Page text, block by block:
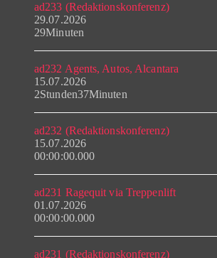
ad233 (Redaktionskonferenz)
29.07.2026
29Minuten
ad232 Agents, Autos, Alcantara
15.07.2026
2Stunden37Minuten
ad232 (Redaktionskonferenz)
15.07.2026
00:00:00.000
ad231 Ragequit via Treppenlift
01.07.2026
00:00:00.000
ad231 (Redaktionskonferenz)